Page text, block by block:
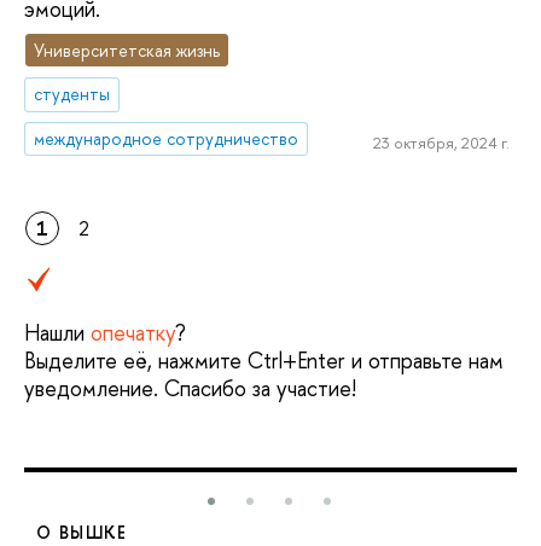
эмоций.
Университетская жизнь
студенты
международное сотрудничество
23 октября, 2024 г.
1 2
Нашли опечатку?
Выделите её, нажмите Ctrl+Enter и отправьте нам
уведомление. Спасибо за участие!
О ВЫШКЕ